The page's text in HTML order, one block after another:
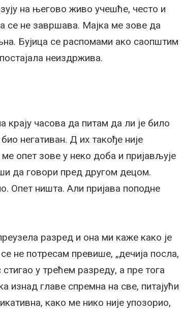
на његово живо учешће, често и
се не завршава. Мајка ме зове да
Бујица се распомами ако саопштим
неиздржива.
часова да питам да ли је било
негативан. Д их такође није
опет зове у неко доба и пријављује
да говори пред другом децом.
Опет ништа. Али пријава поподне
разред и она ми каже како је
не потресам превише, „дечија посла,
у трећем разреду, а пре тога
главе спремна на све, питајући
како ме нико није упозорио,